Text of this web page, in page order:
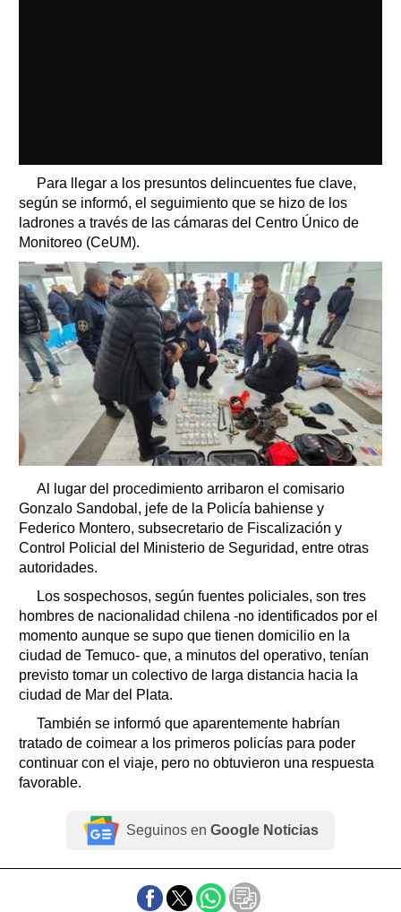
Para llegar a los presuntos delincuentes fue clave,
según se informó, el seguimiento que se hizo de los
ladrones a través de las cámaras del Centro Único de
Monitoreo (CeUM).
Al lugar del procedimiento arribaron el comisario
Gonzalo Sandobal, jefe de la Policía bahiense y
Federico Montero, subsecretario de Fiscalización y
Control Policial del Ministerio de Seguridad, entre otras
autoridades.
Los sospechosos, según fuentes policiales, son tres
hombres de nacionalidad chilena -no identificados por el
momento aunque se supo que tienen domicilio en la
ciudad de Temuco- que, a minutos del operativo, tenían
previsto tomar un colectivo de larga distancia hacia la
ciudad de Mar del Plata.
También se informó que aparentemente habrían
tratado de coimear a los primeros policías para poder
continuar con el viaje, pero no obtuvieron una respuesta
favorable.
Seguinos en Google Noticias